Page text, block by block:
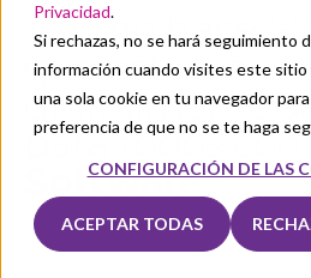
Privacidad.
Si rechazas, no se hará seguimiento
información cuando visites este sitio
una sola cookie en tu navegador
preferencia de que no se te haga
CONFIGURACIÓN DE LAS
ACEPTAR TODAS
¿Cómo hace
que estudiar
digitalmente
para todos con
Software?